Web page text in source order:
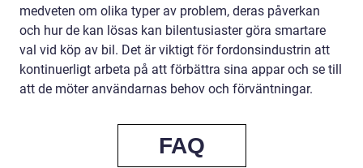
medveten om olika typer av problem, deras påverkan
och hur de kan lösas kan bilentusiaster göra smartare
val vid köp av bil. Det är viktigt för fordonsindustrin att
kontinuerligt arbeta på att förbättra sina appar och se till
att de möter användarnas behov och förväntningar.
FAQ